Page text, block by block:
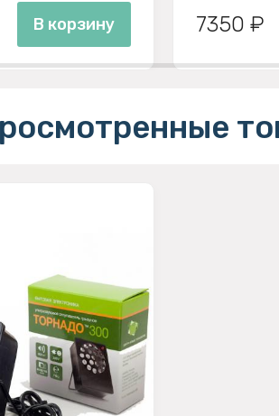
В корзину 7350 ₽